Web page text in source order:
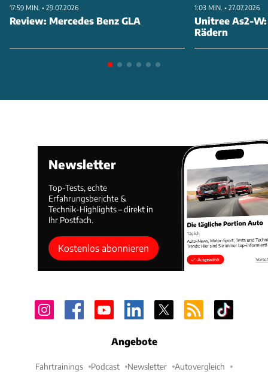
17:59 MIN. • 29.07.2026
Review: Mercedes Benz GLA
1:03 MIN. • 27.07.2026
Unitree As2-
Rädern
Newsletter
Top-Tests, echte
Erfahrungsberichte &
Technik-Highlights – direkt in
Ihr Postfach.
Kostenlos abonnieren
Angebote
Fahrtrainings Podcast Newsletter Autovergleich